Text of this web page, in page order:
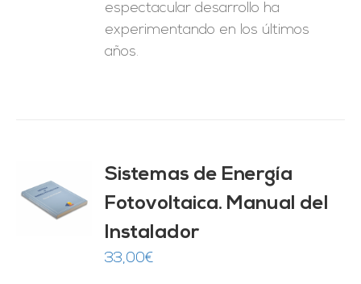
espectacular desarrollo ha
experimentando en los últimos
años.
de 5
Sistemas de Energía
Fotovoltaica. Manual del
Instalador
33,00€